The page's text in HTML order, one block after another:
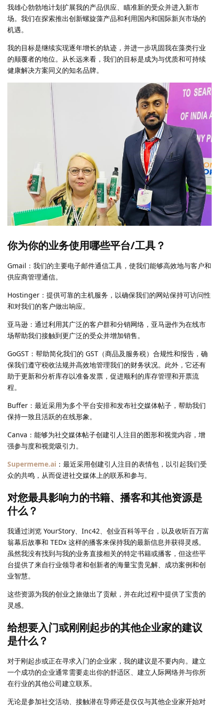
我雄心勃勃地计划扩展我的产品供应、瞄准新的受众并进入新市
场。我们在探索推出创新螺旋藻产品和利用国内和国际新兴市场的
机遇。
我的目标是继续实现逐年增长的轨迹，并进一步巩固我在藻类行业
的颠覆者的地位。从长远来看，我们的目标是成为与优质和可持续
健康解决方案同义的知名品牌。
你为你的业务使用哪些平台/工具？
Gmail：我们的主要电子邮件通信工具，使我们能够高效地与客户和
供应商管理通信。
Hostinger：提供可靠的主机服务，以确保我们的网站保持可访问性
和对我们的客户做出响应。
亚马逊：通过利用其广泛的客户群和分销网络，亚马逊作为在线市
场帮助我们接触到更广泛的受众并增加销售。
GoGST：帮助简化我们的 GST（商品及服务税）合规性和报告，确
保我们遵守税收法规并高效地管理我们的财务状况。此外，它还有
助于更新和分析库存以准备发票，促进顺利的库存管理和开票流
程。
Buffer：最近采用为多个平台安排和发布社交媒体帖子，帮助我们
保持一致且活跃的在线形象。
Canva：能够为社交媒体帖子创建引人注目的图形和视觉内容，增
强参与度和视觉吸引力。
Supermeme.ai ：最近采用创建引人注目的表情包，以引起我们受
众的共鸣，从而促进社交媒体上的联系和参与。
对您最具影响力的书籍、播客和其他资源是
什么？
我通过浏览 YourStory、Inc42、创业百科等平台，以及收听百万富
翁幕后故事和 TEDx 这样的播客来保持我的最新信息并获得灵感。
虽然我没有找到与我的业务直接相关的特定书籍或播客，但这些平
台提供了来自行业领导者和创新者的海量宝贵见解、成功案例和创
业智慧。
这些资源为我的创业之旅做出了贡献，并在此过程中提供了宝贵的
灵感。
给想要入门或刚刚起步的其他企业家的建议
是什么？
对于刚起步或正在寻求入门的企业家，我的建议是不要内向。建立
一个成功的企业通常需要走出你的舒适区、建立人际网络并与你所
在行业的其他公司建立联系。
无论是参加社交活动、接触潜在导师还是仅仅与其他企业家开始对